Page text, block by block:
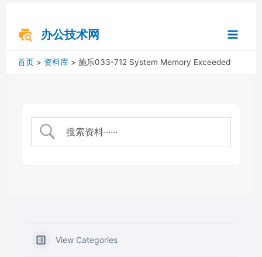
办公技术网
Menu
首页 资料库 施乐033-712 System Memory Exceeded
View Categories